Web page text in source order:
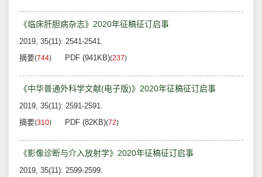
《临床肝胆病杂志》2020年征稿征订启事
2019, 35(11): 2541-2541.
摘要(744) PDF (941KB)(237)
《中华普通外科学文献(电子版)》2020年征稿征订启事
2019, 35(11): 2591-2591.
摘要(310) PDF (82KB)(72)
《影像诊断与介入放射学》2020年征稿征订启事
2019, 35(11): 2599-2599.